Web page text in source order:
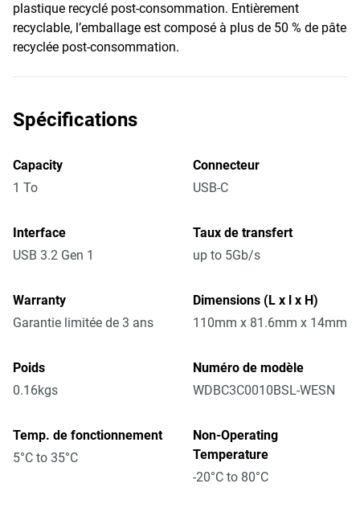
plastique recyclé post-consommation. Entièrement
recyclable, l’emballage est composé à plus de 50 % de pâte
recyclée post-consommation.
Spécifications
Capacity
1 To
Connecteur
USB-C
Interface
USB 3.2 Gen 1
Taux de transfert
up to 5Gb/s
Warranty
Garantie limitée de 3 ans
Dimensions (L x l x H)
110mm x 81.6mm x 14mm
Poids
0.16kgs
Numéro de modèle
WDBC3C0010BSL-WESN
Temp. de fonctionnement
5°C to 35°C
Non-Operating
Temperature
-20°C to 80°C